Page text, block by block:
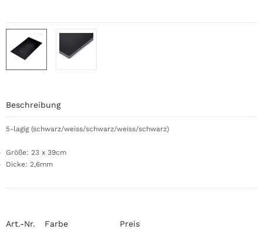
Art.-Nr. Farbe Preis
Beschreibung
5-lagig (schwarz/weiss/schwarz/weiss/schwarz)
Größe: 23 x 39cm
Dicke: 2,6mm